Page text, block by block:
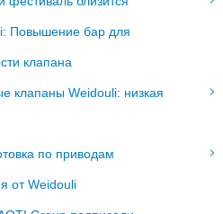
Повышение бар для
клапана
клапаны Weidouli: низкая
по приводам
от Weidouli